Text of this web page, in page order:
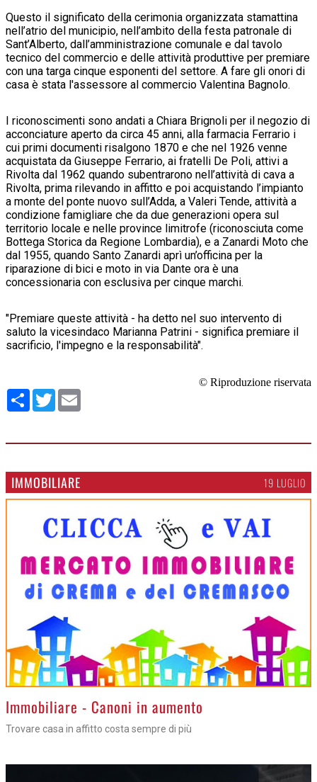
Questo il significato della cerimonia organizzata stamattina
nell’atrio del municipio, nell’ambito della festa patronale di
Sant’Alberto, dall’amministrazione comunale e dal tavolo
tecnico del commercio e delle attività produttive per premiare
con una targa cinque esponenti del settore. A fare gli onori di
casa è stata l'assessore al commercio Valentina Bagnolo.
I riconoscimenti sono andati a Chiara Brignoli per il negozio di
acconciature aperto da circa 45 anni, alla farmacia Ferrario i
cui primi documenti risalgono 1870 e che nel 1926 venne
acquistata da Giuseppe Ferrario, ai fratelli De Poli, attivi a
Rivolta dal 1962 quando subentrarono nell’attività di cava a
Rivolta, prima rilevando in affitto e poi acquistando l’impianto
a monte del ponte nuovo sull’Adda, a Valeri Tende, attività a
condizione famigliare che da due generazioni opera sul
territorio locale e nelle province limitrofe (riconosciuta come
Bottega Storica da Regione Lombardia), e a Zanardi Moto che
dal 1955, quando Santo Zanardi aprì un’officina per la
riparazione di bici e moto in via Dante ora è una
concessionaria con esclusiva per cinque marchi.
"Premiare queste attività - ha detto nel suo intervento di
saluto la vicesindaco Marianna Patrini - significa premiare il
sacrificio, l'impegno e la responsabilità".
© Riproduzione riservata
Condividi
Twitter
IMMOBILIARE 19 LUGLIO
>Immobiliare - Canoni in aumento
Trovare casa in affitto costa sempre di più